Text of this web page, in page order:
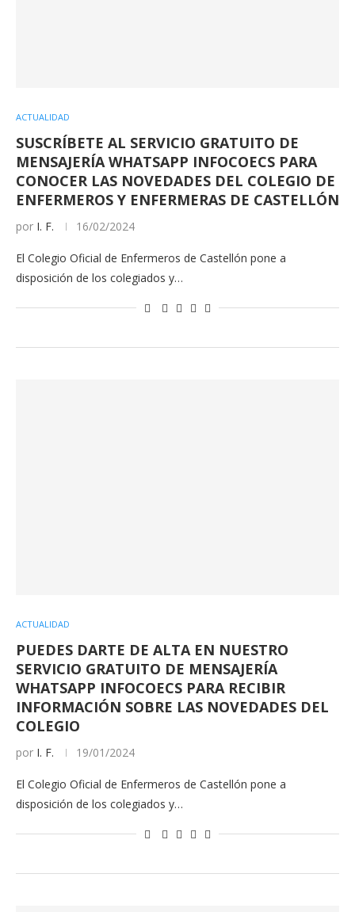
ACTUALIDAD
SUSCRÍBETE AL SERVICIO GRATUITO DE
MENSAJERÍA WHATSAPP INFOCOECS PARA
CONOCER LAS NOVEDADES DEL COLEGIO DE
ENFERMEROS Y ENFERMERAS DE CASTELLÓN
por I. F. 16/02/2024
El Colegio Oficial de Enfermeros de Castellón pone a
disposición de los colegiados y…
ACTUALIDAD
PUEDES DARTE DE ALTA EN NUESTRO
SERVICIO GRATUITO DE MENSAJERÍA
WHATSAPP INFOCOECS PARA RECIBIR
INFORMACIÓN SOBRE LAS NOVEDADES DEL
COLEGIO
por I. F. 19/01/2024
El Colegio Oficial de Enfermeros de Castellón pone a
disposición de los colegiados y…